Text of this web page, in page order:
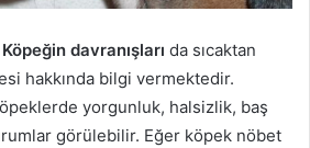
Köpeğin davranışları da sıcaktan
hakkında bilgi vermektedir.
yorgunluk, halsizlik, baş
görülebilir. Eğer köpek nöbet